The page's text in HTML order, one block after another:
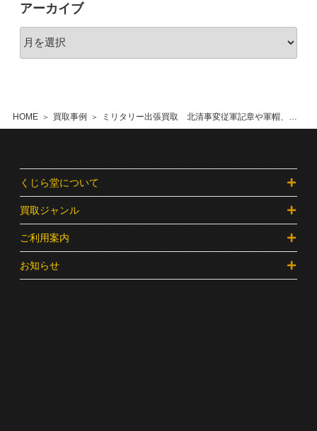
HOME 買取事例 ミリタリー出張買取 北清事変従軍記章や軍帽、戦記古書を多数 荒川区
アーカイブ
くじら堂について
買取ジャンル
ご利用案内
お知らせ